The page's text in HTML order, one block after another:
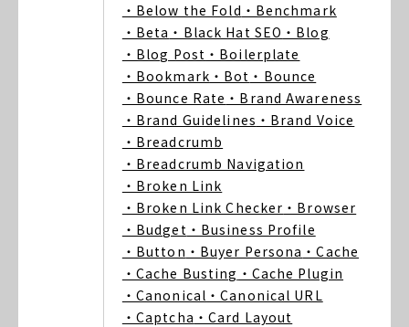
・Below the Fold ・Benchmark
・Beta ・Black Hat SEO ・Blog
・Blog Post ・Boilerplate
・Bookmark ・Bot ・Bounce
・Bounce Rate ・Brand Awareness
・Brand Guidelines ・Brand Voice
・Breadcrumb
・Breadcrumb Navigation
・Broken Link
・Broken Link Checker ・Browser
・Budget ・Business Profile
・Button ・Buyer Persona ・Cache
・Cache Busting ・Cache Plugin
・Canonical ・Canonical URL
・Captcha ・Card Layout